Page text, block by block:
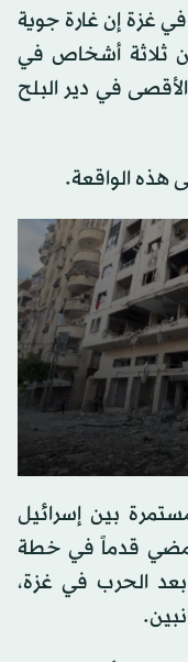
غزة إن غارة جوية
ثلاثة أشخاص في
في دير البلح
هذه الواقعة.
seconds
of
0
seconds
بين إسرائيل
قدماً في خطة
بعد الحرب في غزة،